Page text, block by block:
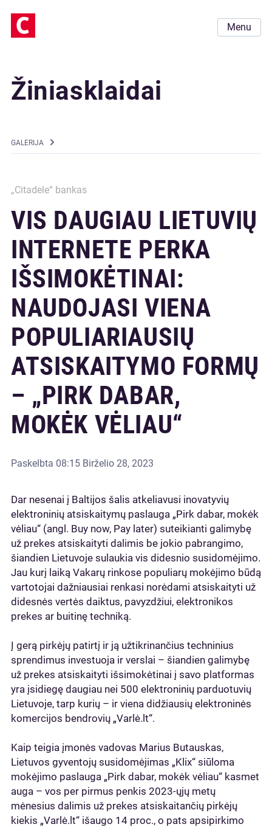
Menu
Žiniasklaidai
GALERIJA
„Citadele“ bankas
VIS DAUGIAU LIETUVIŲ
INTERNETE PERKA
IŠSIMOKĖTINAI:
NAUDOJASI VIENA
POPULIARIAUSIŲ
ATSISKAITYMO FORMŲ
– „PIRK DABAR,
MOKĖK VĖLIAU“
Paskelbta 08:15 Birželio 28, 2023
Dar nesenai į Baltijos šalis atkeliavusi inovatyvių
elektroninių atsiskaitymų paslauga „Pirk dabar, mokėk
vėliau“ (angl. Buy now, Pay later) suteikianti galimybę
už prekes atsiskaityti dalimis be jokio pabrangimo,
šiandien Lietuvoje sulaukia vis didesnio susidomėjimo.
Jau kurį laiką Vakarų rinkose populiarų mokėjimo būdą
vartotojai dažniausiai renkasi norėdami atsiskaityti už
didesnės vertės daiktus, pavyzdžiui, elektronikos
prekes ar buitinę techniką.
Į gerą pirkėjų patirtį ir ją užtikrinančius techninius
sprendimus investuoja ir verslai – šiandien galimybę
už prekes atsiskaityti išsimokėtinai į savo platformas
yra įsidiegę daugiau nei 500 elektroninių parduotuvių
Lietuvoje, tarp kurių – ir viena didžiausių elektroninės
komercijos bendrovių „Varlė.lt“.
Kaip teigia įmonės vadovas Marius Butauskas,
Lietuvos gyventojų susidomėjimas „Klix“ siūloma
mokėjimo paslauga „Pirk dabar, mokėk vėliau“ kasmet
auga – vos per pirmus penkis 2023-ųjų metų
mėnesius dalimis už prekes atsiskaitančių pirkėjų
kiekis „Varlė.lt“ išaugo 14 proc., o pats apsipirkimo